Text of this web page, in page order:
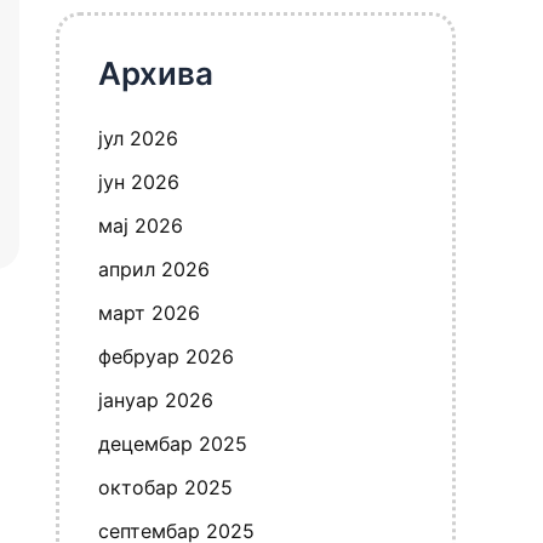
Архива
јул 2026
јун 2026
мај 2026
април 2026
март 2026
фебруар 2026
јануар 2026
децембар 2025
октобар 2025
септембар 2025